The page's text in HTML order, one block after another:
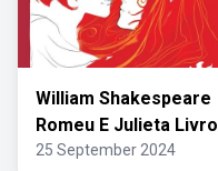
William Shakespeare
Romeu E Julieta Livro
25 September 2024